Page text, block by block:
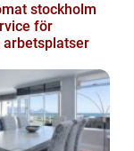
stockholm
för
arbetsplatser